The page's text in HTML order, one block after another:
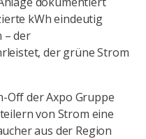
kWh eindeutig
– der
der grüne Strom
Off der Axpo Gruppe
von Strom eine
aus der Region